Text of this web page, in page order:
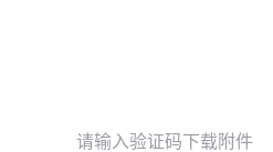
请输入验证码下载附件